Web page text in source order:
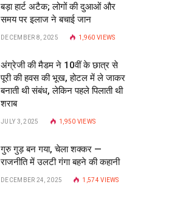
बड़ा हार्ट अटैक; लोगों की दुआओं और
समय पर इलाज ने बचाई जान
DECEMBER 8, 2025 1,960 VIEWS
अंग्रेजी की मैडम ने 10वीं के छात्र से
पूरी की हवस की भूख, होटल में ले जाकर
बनाती थी संबंध, लेकिन पहले पिलाती थी
शराब
JULY 3, 2025 1,950 VIEWS
गुरु गुड़ बन गया, चेला शक्कर —
राजनीति में उलटी गंगा बहने की कहानी
DECEMBER 24, 2025 1,574VIEWS